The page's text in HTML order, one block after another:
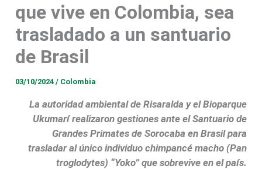
que vive en Colombia, sea
trasladado a un santuario
de Brasil
03/10/2024/ Colombia
La autoridad ambiental de Risaralda y el Bioparque
Ukumarí realizaron gestiones ante el Santuario de
Grandes Primates de Sorocaba en Brasil para
trasladar al único individuo chimpancé macho (Pan
troglodytes) “Yoko” que sobrevive en el país.